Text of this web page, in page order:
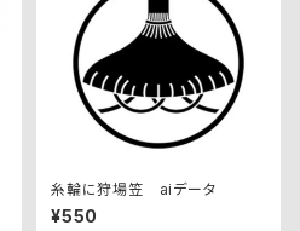
糸輪に狩場笠 aiデータ
¥550